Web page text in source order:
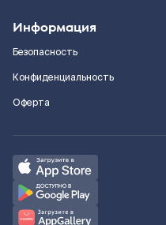
Информация
Безопасность
Конфиденциальность
Оферта